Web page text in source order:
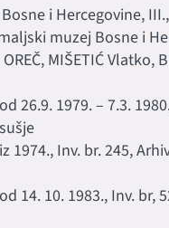
i Hercegovine,
muzej Bosne i
MIŠETIĆ Vlatko,
26.9. 1979. – 7.3.
1974., Inv. br. 245,
14. 10. 1983., Inv.